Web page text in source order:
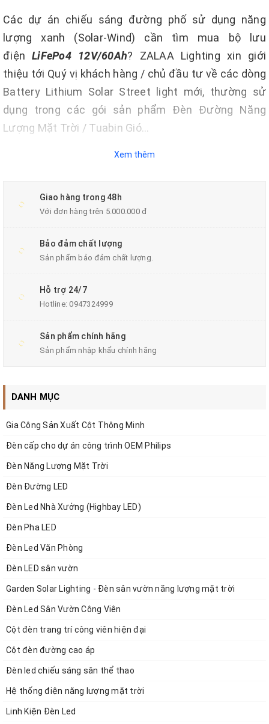
Các dự án chiếu sáng đường phố sử dụng năng
lượng xanh (Solar-Wind) cần tìm mua bộ lưu
điện LiFePo4 12V/60Ah? ZALAA Lighting xin giới
thiệu tới Quý vị khách hàng / chủ đầu tư về các dòng
Battery Lithium Solar Street light mới, thường sử
dụng trong các gói sản phẩm Đèn Đường Năng
Lượng Mặt Trời / Tuabin Gió...
Pin LiFePO4 có thể cung cấp hơn 2000 chu kỳ và tuổi
thọ 5 năm. Nó bền hơn và có tuổi thọ cao hơn so với
pin axit chì truyền thống.
Loại pin: Pin LiFePo4
Điện áp: 12 Volt
50AH 60AH 70AH 80AH 90AH 100AH 120AH 150AH
185*95mm/290*210*80mm
Xem thêm
Giao hàng trong 48h
Với đơn hàng trên 5.000.000 đ
Bảo đảm chất lượng
Sản phẩm bảo đảm chất lượng.
Hỗ trợ 24/7
Hotline:0947324999
Sản phẩm chính hãng
Sản phẩm nhập khẩu chính hãng
DANH MỤC
Gia Công Sản Xuất Cột Thông Minh
Đèn cấp cho dự án công trình OEM Philips
Đèn Năng Lượng Mặt Trời
Đèn Đường LED
Đèn Led Nhà Xưởng (Highbay LED)
Đèn Pha LED
Đèn Led Văn Phòng
Đèn LED sân vườn
Garden Solar Lighting - Đèn sân vườn năng lượng mặt trời
Đèn Led Sân Vườn Công Viên
Cột đèn trang trí công viên hiện đại
Cột đèn đường cao áp
Đèn led chiếu sáng sân thể thao
Hệ thống điện năng lượng mặt trời
Linh Kiện Đèn Led